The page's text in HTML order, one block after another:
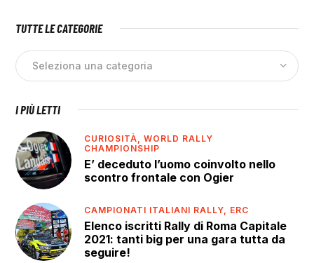
TUTTE LE CATEGORIE
I PIÙ LETTI
CURIOSITÀ,WORLD RALLY
CHAMPIONSHIP
E’ deceduto l’uomo coinvolto nello
scontro frontale con Ogier
CAMPIONATI ITALIANI RALLY, ERC
Elenco iscritti Rally di Roma Capitale
2021: tanti big per una gara tutta da
seguire!